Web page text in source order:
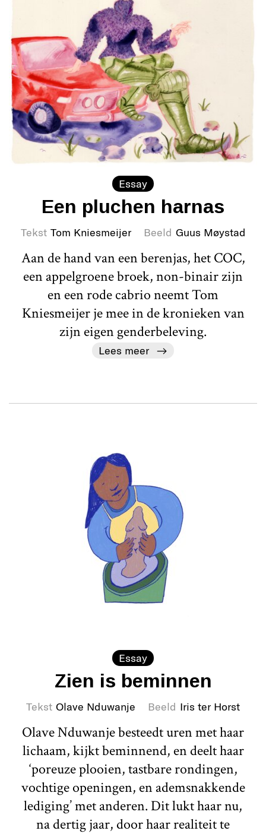
Essay
Een pluchen harnas
Tekst Tom Kniesmeijer Beeld Guus Møystad
Aan de hand van een berenjas, het COC,
een appelgroene broek, non-binair zijn
en een rode cabrio neemt Tom
Kniesmeijer je mee in de kronieken van
zijn eigen genderbeleving.
Lees meer
Essay
Zien is beminnen
Tekst Olave Nduwanje Beeld Iris ter Horst
Olave Nduwanje besteedt uren met haar
lichaam, kijkt beminnend, en deelt haar
‘poreuze plooien, tastbare rondingen,
vochtige openingen, en ademsnakkende
lediging’ met anderen. Dit lukt haar nu,
na dertig jaar, door haar realiteit te